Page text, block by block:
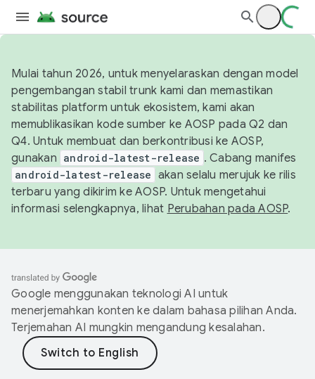
Mulai tahun 2026, untuk menyelaraskan dengan model
pengembangan stabil trunk kami dan memastikan
stabilitas platform untuk ekosistem, kami akan
memublikasikan kode sumber ke AOSP pada Q2 dan
Q4. Untuk membuat dan berkontribusi ke AOSP,
gunakan android-latest-release . Cabang manifes
android-latest-release akan selalu merujuk ke rilis
terbaru yang dikirim ke AOSP. Untuk mengetahui
informasi selengkapnya, lihat Perubahan pada AOSP.
Google menggunakan teknologi AI untuk
menerjemahkan konten ke dalam bahasa pilihan Anda.
Terjemahan AI mungkin mengandung kesalahan.